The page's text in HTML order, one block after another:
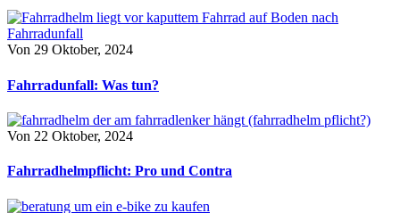
Von 29 Oktober, 2024
Fahrradunfall: Was tun?
Von 22 Oktober, 2024
Fahrradhelmpflicht: Pro und Contra